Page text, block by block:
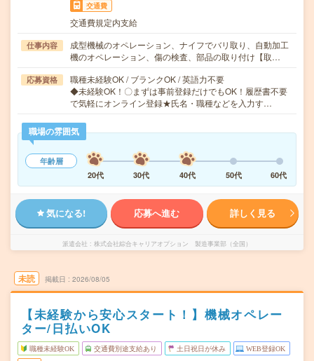
交通費
交通費規定内支給
仕事内容
成型機械のオペレーション、ナイフでバリ取り、自動加工
機のオペレーション、傷の検査、部品の取り付け【取…
応募資格
職種未経験OK / ブランクOK / 英語力不要
◆未経験OK！〇まずは事前登録だけでもOK！履歴書不要
で気軽にオンライン登録★氏名・職種などを入力す…
職場の雰囲気
年齢層
20代
30代 40代 50代 60代
気になる! 応募へ進む 詳しく見る
派遣会社 株式会社綜合キャリアオプション 製造事業部（全国）
未読 掲載日 2026/08/05
【未経験から安心スタート！】機械オペレー
ター/日払いOK
職種未経験OK 交通費別途支給あり 土日祝日が休み WEB登録OK